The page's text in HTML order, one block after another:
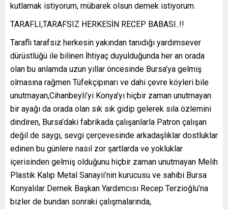
kutlamak istiyorum, mübarek olsun demek istiyorum.
TARAFLI,TARAFSIZ HERKESİN RECEP BABASI..!!
Taraflı tarafsız herkesin yakından tanıdığı yardımsever
dürüstlüğü ile bilinen İhtiyaç duyulduğunda her an orada
olan bu anlamda uzun yıllar öncesinde Bursa’ya gelmiş
olmasına rağmen Tüfekçipınarı ve dahi çevre köyleri bile
unutmayan,Cihanbeyli’yi Konya’yı hiçbir zaman unutmayan
bir ayağı da orada olan sık sık gidip gelerek sıla özlemini
dindiren, Bursa’daki fabrikada çalışanlarla Patron çalışan
değil de saygı, sevgi çerçevesinde arkadaşlıklar dostluklar
edinen bu günlere nasıl zor şartlarda ve yokluklar
içerisinden gelmiş olduğunu hiçbir zaman unutmayan Melih
Plastik Kalıp Metal Sanayii’nin kurucusu ve sahibi Bursa
Konyalılar Dernek Başkan Yardımcısı Recep Terzioğlu’na
bizler de bundan sonraki çalışmalarında,